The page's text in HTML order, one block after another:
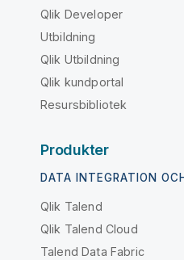
Qlik Developer
Utbildning
Qlik Utbildning
Qlik kundportal
Resursbibliotek
Produkter
DATA INTEGRATION
Qlik Talend
Qlik Talend Cloud
Talend Data Fabric